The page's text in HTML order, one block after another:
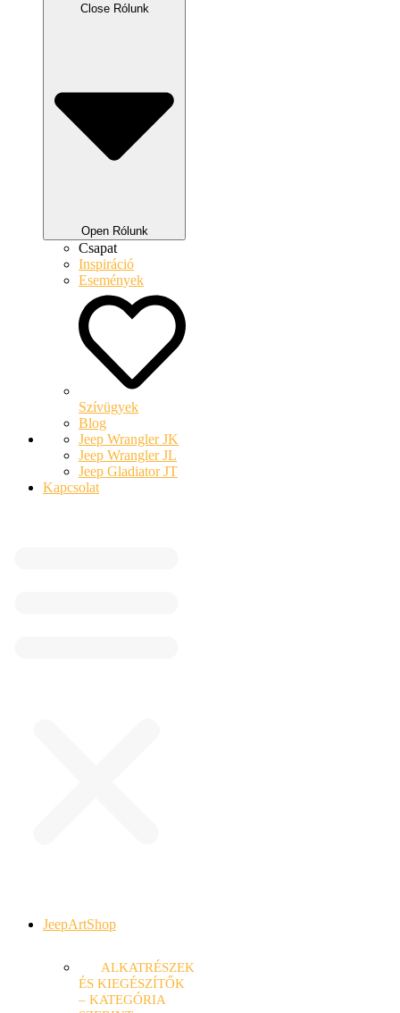
Close Rólunk
Open Rólunk
Csapat
Inspiráció
Események
Szívügyek
Blog
Jeep Wrangler JK
Jeep Wrangler JL
Jeep Gladiator JT
Kapcsolat
JeepArtShop
ALKATRÉSZEK
ÉS KIEGÉSZÍTŐK
– KATEGÓRIA